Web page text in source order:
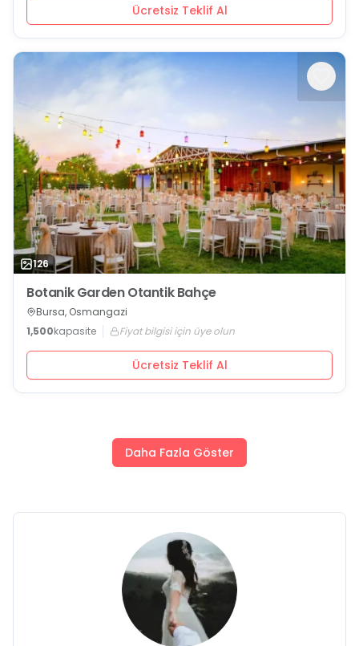
Ücretsiz Teklif Al
126
Botanik Garden Otantik Bahçe
Bursa, Osmangazi
1,500kapasite Fiyat bilgisi için üye olun
Ücretsiz Teklif Al
Daha Fazla Göster